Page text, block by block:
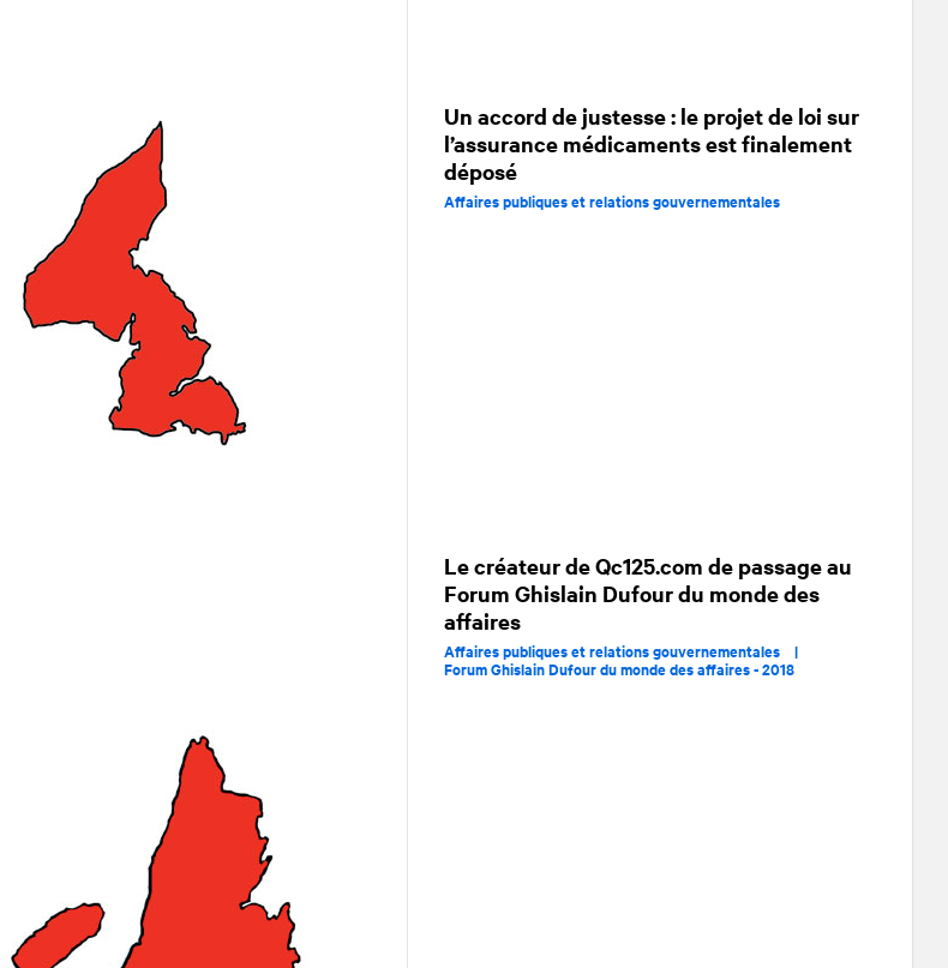
Un accord de justesse : le projet de loi sur
l’assurance médicaments est finalement
déposé
Affaires publiques et relations gouvernementales
Le créateur de Qc125.com de passage au
Forum Ghislain Dufour du monde des
affaires
Affaires publiques et relations gouvernementales |
Forum Ghislain Dufour du monde des affaires - 2018